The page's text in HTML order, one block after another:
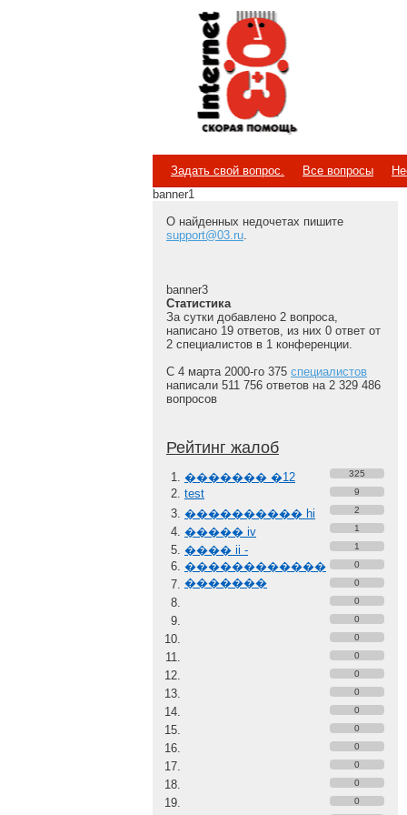
Internet
Скорая помощь
Задать свой вопрос. Все вопросы
banner1
О найденных недочетах пишите
support@03.ru.
banner3
Статистика
За сутки добавлено 2 вопроса,
написано 19 ответов, из них 0 ответ от
2 специалистов в 1 конференции.
С 4 марта 2000-го 375 специалистов
написали 511 756 ответов на 2 329 486
вопросов
Рейтинг жалоб
������� �12 325
test 9
���������� hi 2
����� iv 1
���� ii -
������������
�������
1
0
0
0
0
0
0
0
0
0
0
0
0
0
0